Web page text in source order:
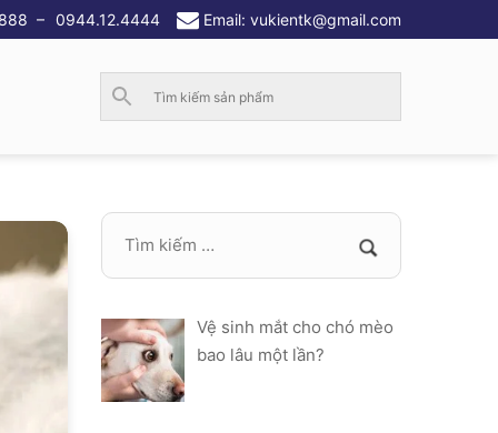
– 0944.12.4444 Email: vukientk@gmail.com
Vệ sinh mắt cho chó mèo
bao lâu một lần?